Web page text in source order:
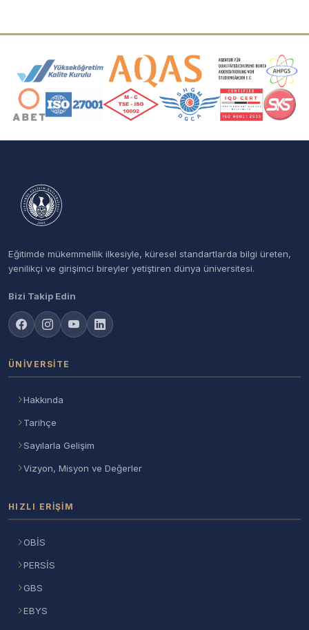
Akreditasyon ve Üyelik Logoları
Eğitimde mükemmellik ilkesiyle, küresel standartlarda bilgi üreten,
yenilikçi ve girişimci bireyler yetiştiren dünya üniversitesi.
Bizi Takip Edin
ÜNIVERSITE
Hakkında
Tarihçe
Sayılarla Gelişim
Vizyon, Misyon ve Değerler
HIZLI ERIŞIM
OBİS
PERSİS
GBS
EBYS